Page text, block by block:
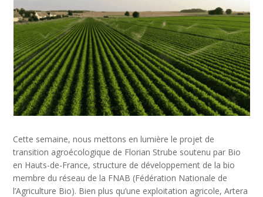
Cette semaine, nous mettons en lumière le projet de
transition agroécologique de Florian Strube soutenu par Bio
en Hauts-de-France, structure de développement de la bio
membre du réseau de la FNAB (Fédération Nationale de
l’Agriculture Bio). Bien plus qu’une exploitation agricole, Artera